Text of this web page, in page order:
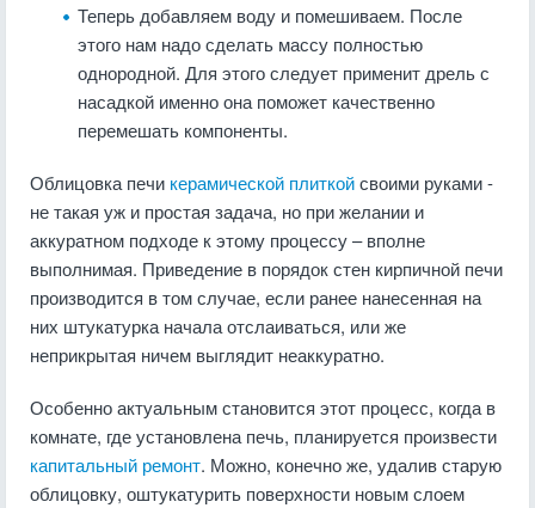
Теперь добавляем воду и помешиваем. После
этого нам надо сделать массу полностью
однородной. Для этого следует применит дрель с
насадкой именно она поможет качественно
перемешать компоненты.
Облицовка печи керамической плиткойсвоими руками -
не такая уж и простая задача, но при желании и
аккуратном подходе к этому процессу – вполне
выполнимая. Приведение в порядок стен кирпичной печи
производится в том случае, если ранее нанесенная на
них штукатурка начала отслаиваться, или же
неприкрытая ничем выглядит неаккуратно.
Особенно актуальным становится этот процесс, когда в
комнате, где установлена печь, планируется произвести
капитальный ремонт. Можно, конечно же, удалив старую
облицовку, оштукатурить поверхности новым слоем